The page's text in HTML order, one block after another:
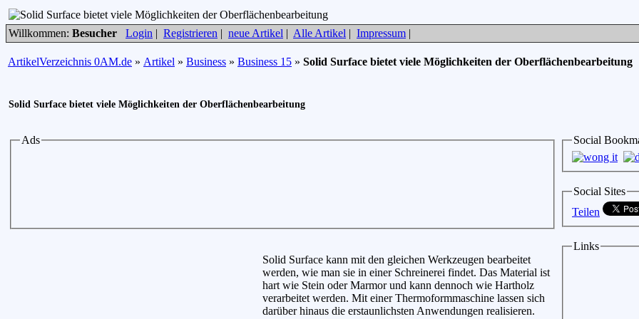
Willkommen: Besucher Login | Registrieren | neue Artikel | Alle Artikel | Impressum |
ArtikelVerzeichnis 0AM.de » Artikel » Business » Business 15 » Solid Surface bietet viele Möglichkeiten der Oberflächenbearbeitung
Solid Surface bietet viele Möglichkeiten der Oberflächenbearbeitung
Ads
Solid Surface kann mit den gleichen Werkzeugen bearbeitet
werden, wie man sie in einer Schreinerei findet. Das Material ist
hart wie Stein oder Marmor und kann dennoch wie Hartholz
verarbeitet werden. Mit einer Thermoformmaschine lassen sich
darüber hinaus die erstaunlichsten Anwendungen realisieren.
Social
Social Sites
Teilen
Links